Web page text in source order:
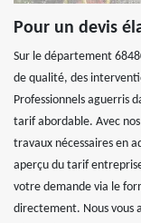
Pour un devis
Sur le département
de qualité, des
Professionnels aguerris
tarif abordable. Avec nos
travaux nécessaires en
aperçu du tarif
votre demande via le
directement. Nous vous